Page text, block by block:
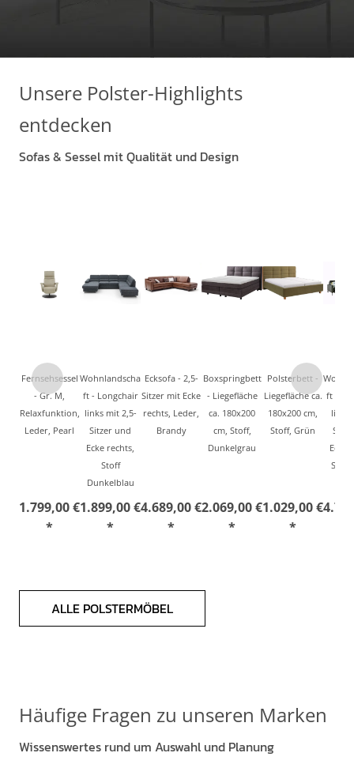
Unsere Polster-Highlights
entdecken
Sofas & Sessel mit Qualität und Design
Fernsehsessel
- Gr. M,
Relaxfunktion,
Leder, Pearl
1.799,00 €
*
Wohnlandscha
ft - Longchair
links mit 2,5-
Sitzer und
Ecke rechts,
Stoff
Dunkelblau
1.899,00 €
*
Ecksofa - 2,5-
Sitzer mit Ecke
rechts, Leder,
Brandy
4.689,00 €
*
Boxspringbett
- Liegefläche
ca. 180x200
cm, Stoff,
Dunkelgrau
2.069,00 €
*
Polsterbett -
Liegefläche ca.
180x200 cm,
Stoff, Grün
1.029,00 €
*
ft -
links
Ecke
ALLE POLSTERMÖBEL
Häufige Fragen zu unseren Marken
Wissenswertes rund um Auswahl und Planung